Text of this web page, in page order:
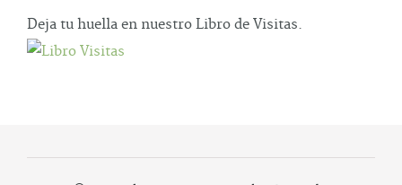
Deja tu huella en nuestro Libro de Visitas.